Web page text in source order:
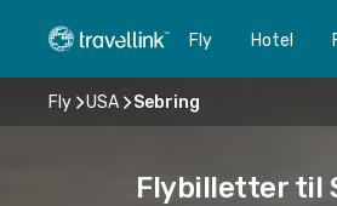
Fly Hotel
Fly USA Sebring
Flybilletter til